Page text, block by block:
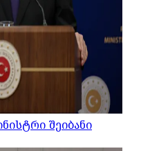
შეიბანი